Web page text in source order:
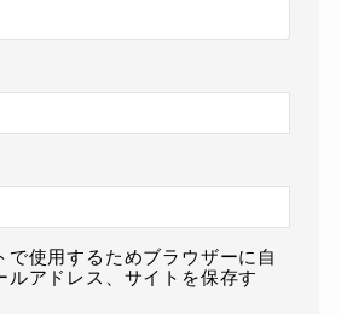
で使用するためブラウザーに自
ルアドレス、サイトを保存す